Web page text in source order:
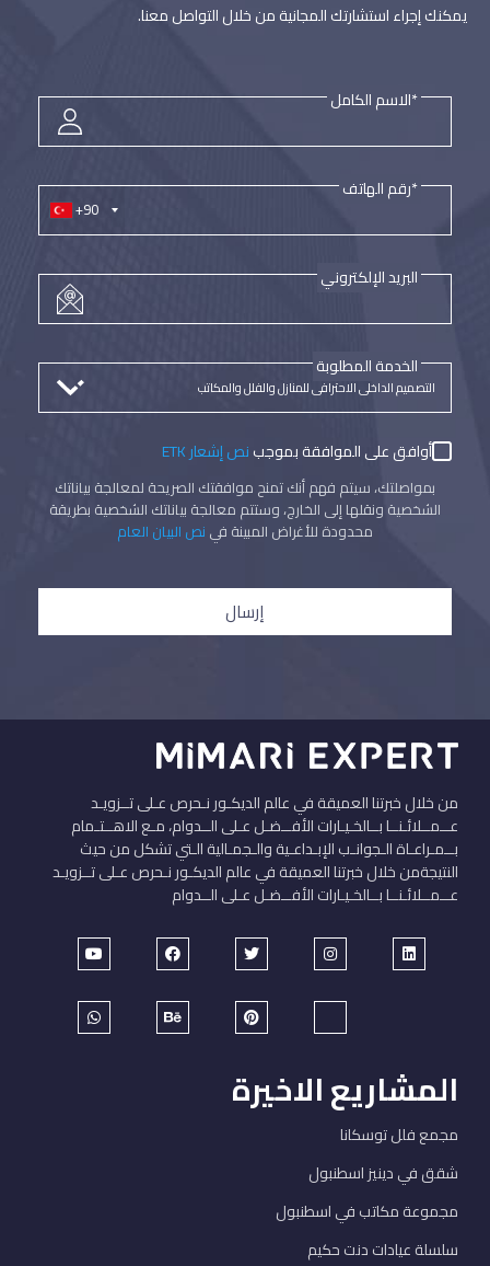
يمكنك إجراء استشارتك المجانية من خلال التواصل معنا.
*الاسم الكامل
+90
*رقم الهاتف
البريد الإلكتروني
الخدمة المطلوبة
أوافق على الموافقة بموجبنص إشعار ETK
بمواصلتك، سيتم فهم أنك تمنح موافقتك الصريحة لمعالجة بياناتك
الشخصية ونقلها إلى الخارج، وستتم معالجة بياناتك الشخصية بطريقة
محدودة للأغراض المبينة في نص البيان العام
إرسال
من خلال خبرتنا العميقة في عالم الديكـور نـحرص عـلى تــزويـد
عــمــلائـنــا بــالخـيـارات الأفــضـل عـلى الــدوام، مـع الاهــتـمام
بــمـراعـاة الـجوانـب الإبـداعـية والـجمـالية الـتي تشكل من حيث
النتيجةمن خلال خبرتنا العميقة في عالم الديكـور نـحرص عـلى تــزويـد
عــمــلائـنــا بــالخـيـارات الأفــضـل عـلى الــدوام
المشاريع الاخيرة
مجمع فلل توسكانا
شقق في دينيز اسطنبول
مجموعة مكاتب في اسطنبول
سلسلة عيادات دنت حكيم